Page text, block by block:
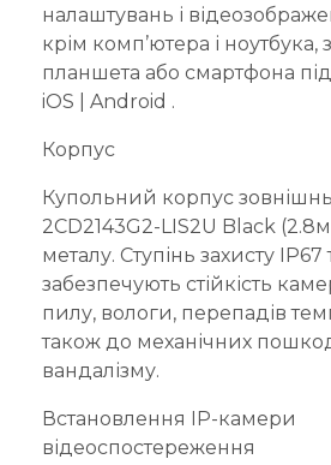
налаштувань і
крім комп’ютера і
планшета або смартфона
iOS | Android .
Корпус
Купольний корпус
2CD2143G2-LIS2U Black
металу. Ступінь захисту IP67
забезпечують стійкість
пилу, вологи, перепадів
також до механічних
вандалізму.
Встановлення IP-камери
відеоспостереження